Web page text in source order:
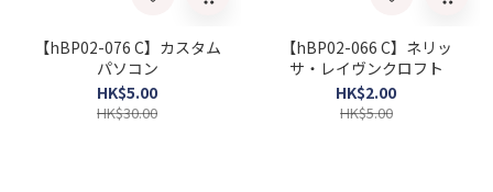
【hBP02-076 C】カスタム
パソコン
HK$5.00
HK$30.00
【hBP02-066 C】ネリッ
サ・レイヴンクロフト
HK$2.00
HK$5.00